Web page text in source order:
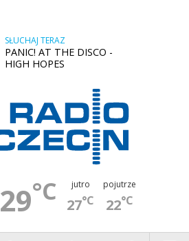
SŁUCHAJ TERAZ
PANIC! AT THE DISCO -
HIGH HOPES
29°C jutro
27°C
pojutrze
22°C